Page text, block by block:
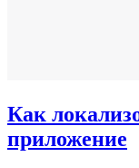
Как
приложение